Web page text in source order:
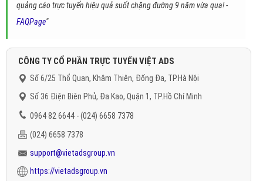
quảng cáo trực tuyến hiệu quả suốt chặng đường 9 năm vừa qua! -
FAQPage"
CÔNG TY CỔ PHẦN TRỰC TUYẾN VIỆT ADS
Số 6/25 Thổ Quan, Khâm Thiên, Đống Đa, TP.Hà Nội
Số 36 Điện Biên Phủ, Đa Kao, Quận 1, TP.Hồ Chí Minh
0964 82 6644 - (024) 6658 7378
(024) 6658 7378
support@vietadsgroup.vn
https://vietadsgroup.vn